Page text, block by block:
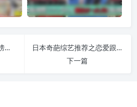
日本整人综艺节目排行榜前十名，你一定不能错过这些搞笑节目
日本奇葩综艺推荐之恋爱跟心理学有什么关系：解析人性
下一篇